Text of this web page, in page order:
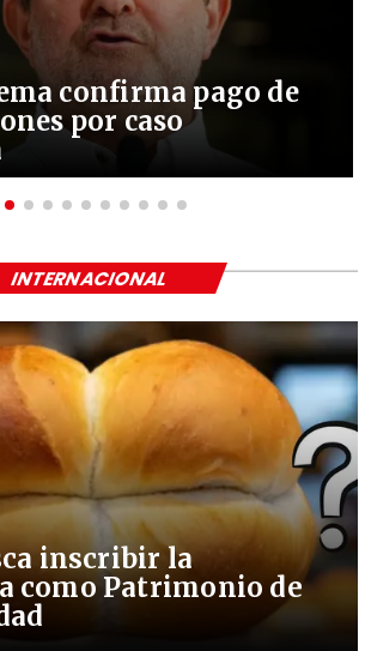
confirma pago de
por caso
inscribir la
como Patrimonio de
INTERNACIONAL